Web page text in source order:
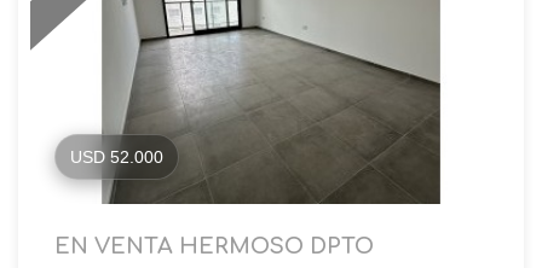
USD 52.000
EN VENTA HERMOSO DPTO